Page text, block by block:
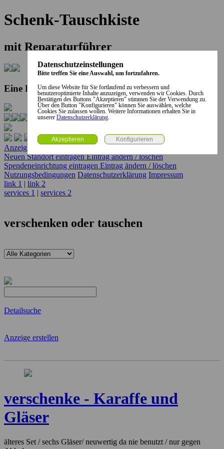
Schenk-Tauschkiste
mit Reparaturführer
Eine Kooperation der Stadt und des Landkreises...
Anzeige erstellen
Neuen Standort eintragenEintrag ändern / löschen
Spendeneinrichtung eintragen Eintrag ändern / löschen
Nutzungsbedingungen Datenschutzerklärung Impressum
link 1 | link 2
services 1 | services 2
verschenken oder tauschen
Detailsuche
Anzeige erstellen
verschenke - Karaffe und
Gläser
älteres Set / sechs Gläser/ neuwertig da nie benutzt / nur gegen
Datenschutzeinstellungen
Bitte treffen Sie eine Auswahl, um fortzufahren.
Um diese Website für Sie fortlaufend zu verbessern und
benutzeroptimierte Inhalte anzuzeigen, verwenden wir Cookies. Durch
Bestätigen des Buttons "Akzeptieren" stimmen Sie der Verwendung zu.
Über den Button "Konfigurieren" können Sie auswählen, welche
Cookies Sie zulassen wollen. Weitere Informationen erhalten Sie in
unserer Datenschutzerklärung.